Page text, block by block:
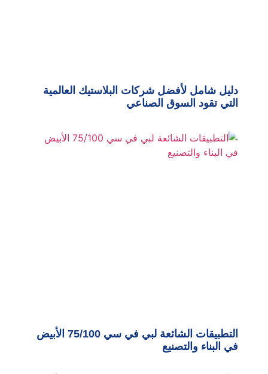
دليل شامل لأفضل شركات البلاستيك العالمية
التي تقود السوق الصناعي
التطبيقات الشائعة لبي في سي 75/100 الأبيض
في البناء والتصنيع